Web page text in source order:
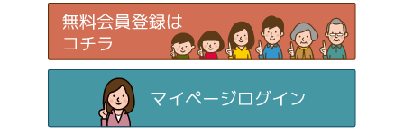
利用する必要が生じた場合には、法令により
許される場合を除き、その利用について、ご
利用者様の同意を頂くものとします。
（3）個人情報の第三者提供
当社は、ご利用者様の同意なしに第三者へご
利用者様の個人情報の提供は行いません。但